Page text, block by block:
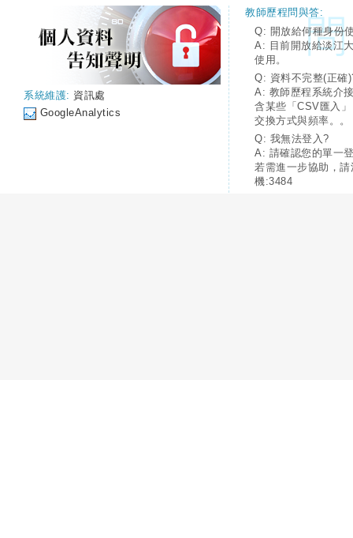
系統維護: 資訊處
GoogleAnalytics
教師歷程問與答:
Q: 開放給何種身份
A: 目前開放給淡江
使用。
Q: 資料不完整(正確
A: 教師歷程系統介
含某些「CSV匯入
交換方式與頻率。。
Q: 我無法登入?
A: 請確認您的單一
若需進一步協助，
機:3484